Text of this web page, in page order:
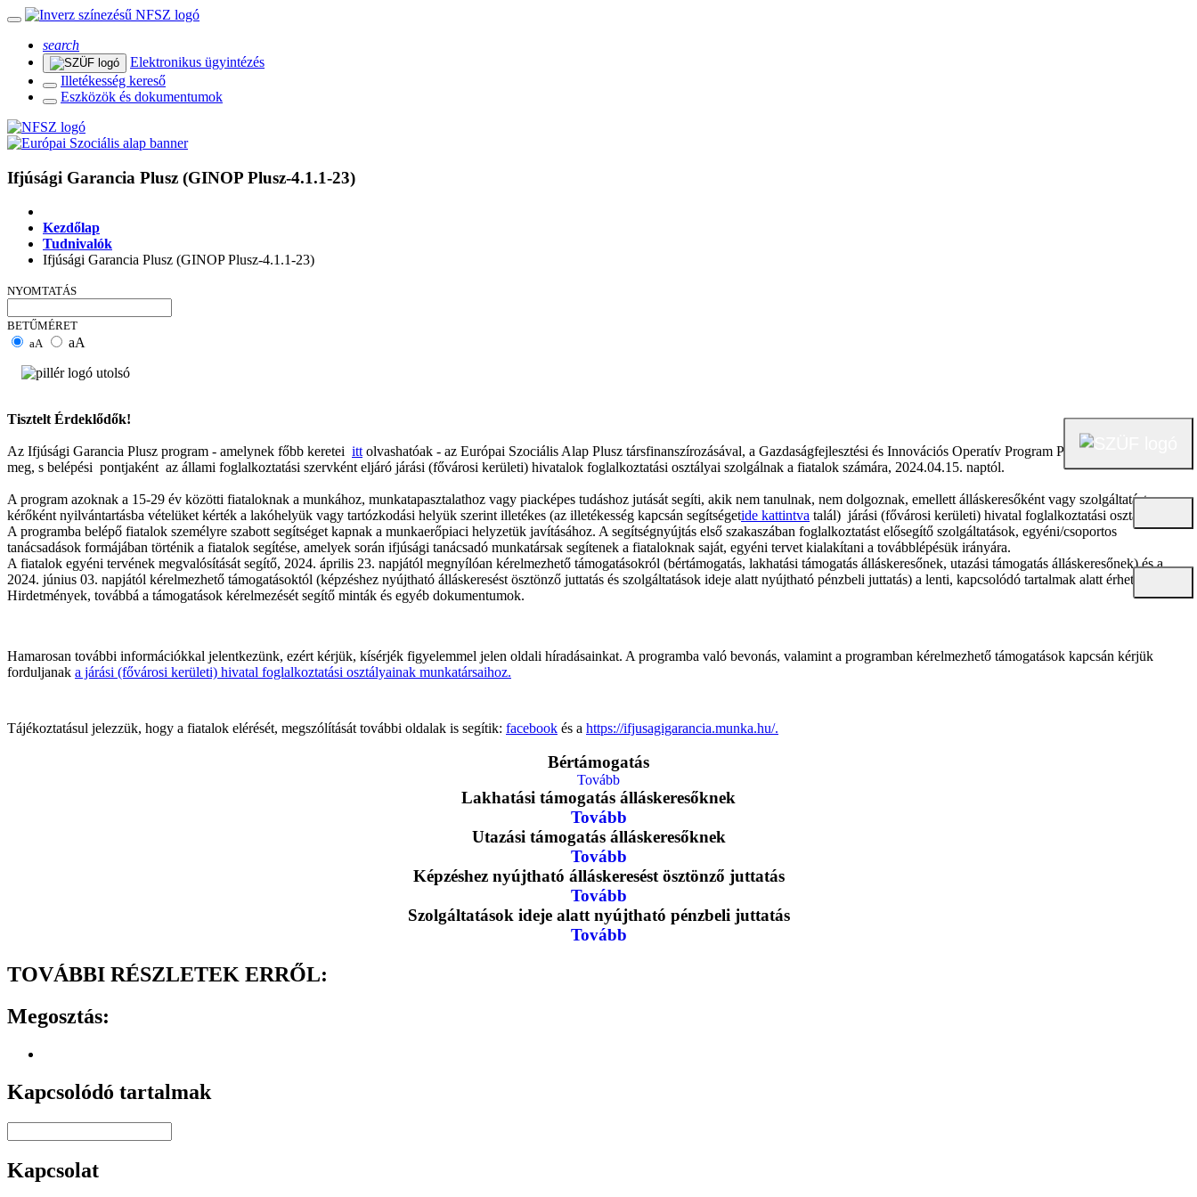
search
Elektronikus ügyintézés
Illetékesség kereső
Eszközök és dokumentumok
Ifjúsági Garancia Plusz (GINOP Plusz-4.1.1-23)
Kezdőlap
Tudnivalók
Ifjúsági Garancia Plusz (GINOP Plusz-4.1.1-23)
NYOMTATÁS
BETŰMÉRET
aA
aA
Tisztelt Érdeklődők!
Az Ifjúsági Garancia Plusz program - amelynek főbb keretei ittolvashatóak - az Európai Szociális Alap Plusz társfinanszírozásával, a Gazdaságfejlesztési és Innovációs Operatív Program Plusz keretében valósul
meg, s belépési pontjaként az állami foglalkoztatási szervként eljáró járási (fővárosi kerületi) hivatalok foglalkoztatási osztályai szolgálnak a fiatalok számára, 2024.04.15. naptól.
A program azoknak a 15-29 év közötti fiataloknak a munkához, munkatapasztalathoz vagy piacképes tudáshoz jutását segíti, akik nem tanulnak, nem dolgoznak, emellett álláskeresőként vagy szolgáltatást
kérőként nyilvántartásba vételüket kérték a lakóhelyük vagy tartózkodási helyük szerint illetékes (az illetékesség kapcsán segítségetide kattintva talál) járási (fővárosi kerületi) hivatal foglalkoztatási osztályán.
A programba belépő fiatalok személyre szabott segítséget kapnak a munkaerőpiaci helyzetük javításához. A segítségnyújtás első szakaszában foglalkoztatást elősegítő szolgáltatások, egyéni/csoportos
tanácsadások formájában történik a fiatalok segítése, amelyek során ifjúsági tanácsadó munkatársak segítenek a fiataloknak saját, egyéni tervet kialakítani a továbblépésük irányára.
A fiatalok egyéni tervének megvalósítását segítő, 2024. április 23. napjától megnyílóan kérelmezhető támogatásokról (bértámogatás, lakhatási támogatás álláskeresőnek, utazási támogatás álláskeresőnek) és a
2024. június 03. napjától kérelmezhető támogatásoktól (képzéshez nyújtható álláskeresést ösztönző juttatás és szolgáltatások ideje alatt nyújtható pénzbeli juttatás) a lenti, kapcsolódó tartalmak alatt érhetők el a
Hirdetmények, továbbá a támogatások kérelmezését segítő minták és egyéb dokumentumok.
Hamarosan további információkkal jelentkezünk, ezért kérjük, kísérjék figyelemmel jelen oldali híradásainkat. A programba való bevonás, valamint a programban kérelmezhető támogatások kapcsán kérjük
forduljanak a járási (fővárosi kerületi) hivatal foglalkoztatási osztályainak munkatársaihoz.
Tájékoztatásul jelezzük, hogy a fiatalok elérését, megszólítását további oldalak is segítik: facebook és a https://ifjusagigarancia.munka.hu/.
Bértámogatás
Tovább
Lakhatási támogatás álláskeresőknek
Tovább
Utazási támogatás álláskeresőknek
Tovább
Képzéshez nyújtható álláskeresést ösztönző juttatás
Tovább
Szolgáltatások ideje alatt nyújtható pénzbeli juttatás
Tovább
TOVÁBBI RÉSZLETEK ERRŐL:
Megosztás:
Kapcsolódó tartalmak
Kapcsolat